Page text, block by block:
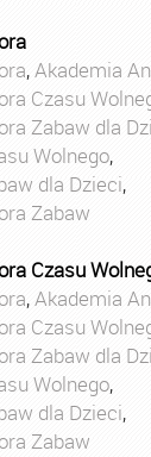
,Akademia
Czasu
Zabaw dla
Wolnego,
dla Dzieci,
Zabaw
Czasu
,Akademia
Czasu
Zabaw dla
Wolnego,
dla Dzieci,
Zabaw